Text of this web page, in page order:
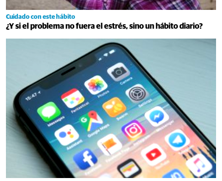
Cuidado con este hábito
¿Y si el problema no fuera el estrés, sino un hábito diario?